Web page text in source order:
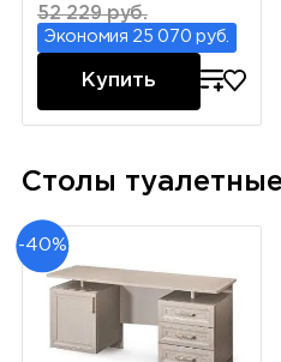
52 229 руб.
Экономия 25 070 руб.
Купить
Столы туалетные
-40%